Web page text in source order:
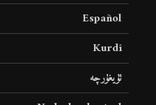
Español
Kurdî
ئۇيغۇرچە